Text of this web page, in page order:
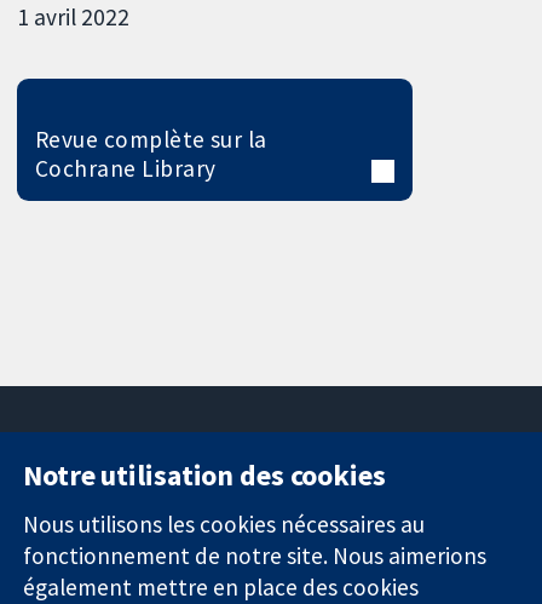
1 avril 2022
Revue complète sur la
Cochrane Library
Des données
probantes.
Des décisions
11-13 Cavendish
Square
Londres
W1G0AN
nous
Actualités
Notre utilisation des cookies
Nous utilisons les cookies nécessaires au
fonctionnement de notre site. Nous aimerions
également mettre en place des cookies